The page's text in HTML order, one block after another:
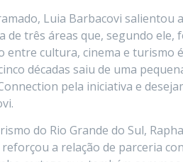
Luia Barbacovi
de três áreas que, segundo
entre cultura, cinema e
décadas saiu de uma
pela iniciativa e
do Rio Grande do Sul,
a relação de parceria